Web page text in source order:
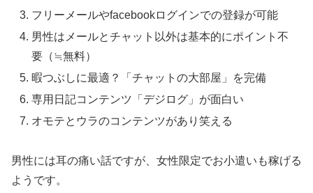
フリーメールやfacebookログインでの登録が可能
男性はメールとチャット以外は基本的にポイント不
要（≒無料）
暇つぶしに最適？「チャットの大部屋」を完備
専用日記コンテンツ「デジログ」が面白い
オモテとウラのコンテンツがあり笑える
男性には耳の痛い話ですが、女性限定でお小遣いも稼げる
ようです。